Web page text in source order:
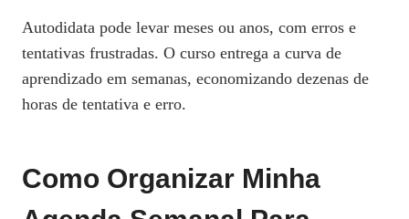
Autodidata pode levar meses ou anos, com erros e
tentativas frustradas. O curso entrega a curva de
aprendizado em semanas, economizando dezenas de
horas de tentativa e erro.
Como Organizar Minha